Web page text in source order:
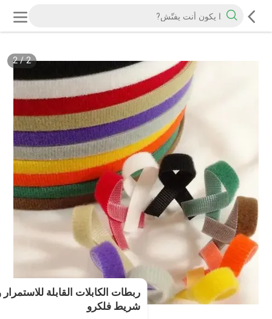
2
/
2
ربطات الكابلات القابلة
شريط فلكرو